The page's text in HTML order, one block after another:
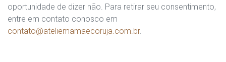
oportunidade de dizer não. Para retirar seu consentimento,
entre em contato conosco em
contato@ateliemamaecoruja.com.br.